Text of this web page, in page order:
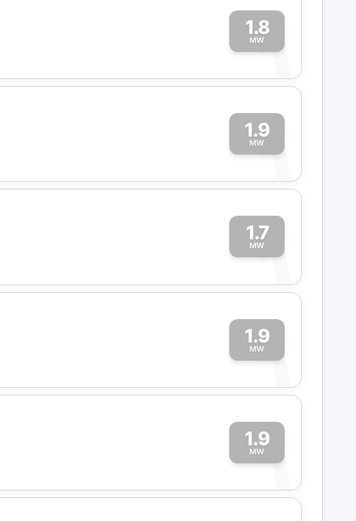
1.8
MW
1
1.9
MW
1
1.7
MW
1
1.9
MW
1
1.9
MW
1